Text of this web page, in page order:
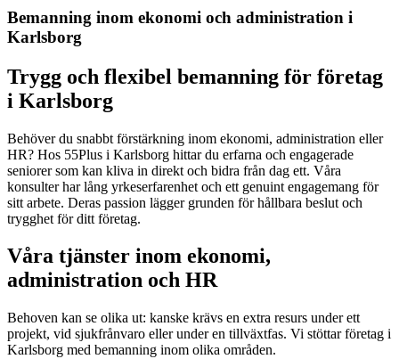
Bemanning inom ekonomi och administration i
Karlsborg
Trygg och flexibel bemanning för företag
i Karlsborg
Behöver du snabbt förstärkning inom ekonomi, administration eller
HR? Hos 55Plus i Karlsborg hittar du erfarna och engagerade
seniorer som kan kliva in direkt och bidra från dag ett. Våra
konsulter har lång yrkeserfarenhet och ett genuint engagemang för
sitt arbete. Deras passion lägger grunden för hållbara beslut och
trygghet för ditt företag.
Våra tjänster inom ekonomi,
administration och HR
Behoven kan se olika ut: kanske krävs en extra resurs under ett
projekt, vid sjukfrånvaro eller under en tillväxtfas. Vi stöttar företag i
Karlsborg med bemanning inom olika områden.